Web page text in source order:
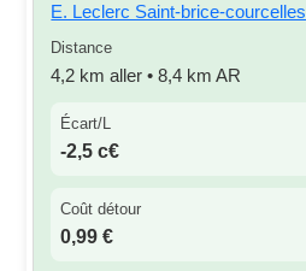
E. Leclerc Saint-brice-courcelles
Distance
4,2 km aller • 8,4 km AR
Écart/L
-2,5 c€
Coût détour
0,99 €